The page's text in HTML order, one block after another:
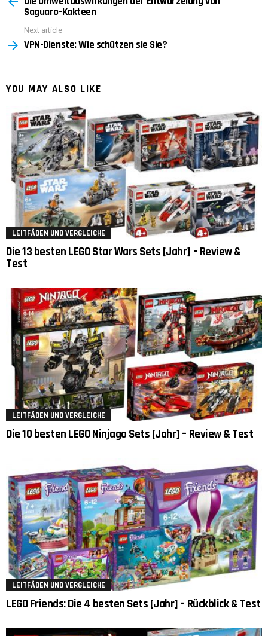
Saguaro-Kakteen
Next article
VPN-Dienste: Wie schützen sie Sie?
YOU MAY ALSO LIKE
LEITFÄDEN UND VERGLEICHE
Die 13 besten LEGO Star Wars Sets [Jahr] – Review &
Test
LEITFÄDEN UND VERGLEICHE
Die 10 besten LEGO Ninjago Sets [Jahr] – Review & Test
LEITFÄDEN UND VERGLEICHE
LEGO Friends: Die 4 besten Sets [Jahr] – Rückblick & Test